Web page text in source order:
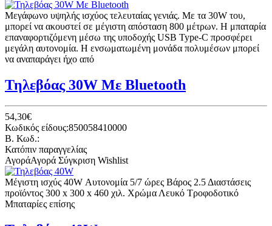
Μεγάφωνο υψηλής ισχύος τελευταίας γενιάς. Με τα 30W του,
μπορεί να ακουστεί σε μέγιστη απόσταση 800 μέτρων. Η μπαταρία
επαναφορτιζόμενη μέσω της υποδοχής USB Type-C προσφέρει
μεγάλη αυτονομία. Η ενσωματωμένη μονάδα πολυμέσων μπορεί
να αναπαράγει ήχο από
Τηλεβόας 30W Με Bluetooth
54,30€
Κωδικός είδους:850058410000
B. Κωδ.:
Κατόπιν παραγγελίας
ΑγοράΑγορά Σύγκριση Wishlist
Μέγιστη ισχύς 40W Αυτονομία 5/7 ώρες Βάρος 2.5 Διαστάσεις
προϊόντος 300 x 300 x 460 χιλ. Χρώμα Λευκό Τροφοδοτικό
Μπαταρίες επίσης